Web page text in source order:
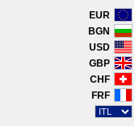
EUR
BGN
USD
GBP
CHF
FRF